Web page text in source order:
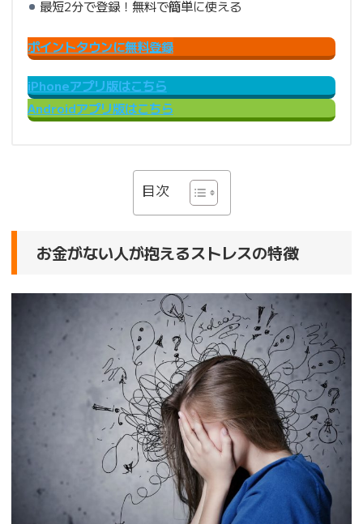
最短2分で登録！無料で簡単に使える
ポイントタウンに無料登録
iPhoneアプリ版はこちら
Androidアプリ版はこちら
目次
お金がない人が抱えるストレスの特徴